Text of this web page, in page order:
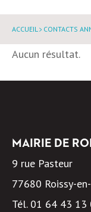
ACCUEIL CONTACTS
Aucun résultat.
MAIRIE DE
9 rue Pasteur
77680 Roissy-
Tél. 01 64 43 13